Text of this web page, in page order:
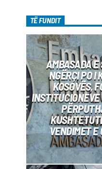
Luljeta Beqiri Kontakti: Viber: +383 45
471 848 SMS:
TË FUNDIT
AMBASADA
NGËRÇI PO I
KOSOVËS,
VENDIMET E